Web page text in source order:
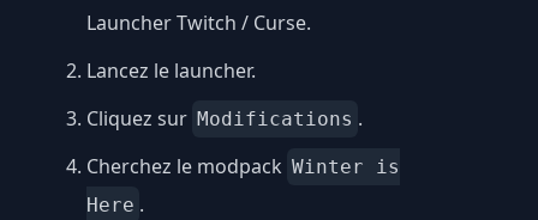
Launcher Twitch / Curse.
Lancez le launcher.
Cliquez sur Modifications .
Cherchez le modpack Winter is
Here .